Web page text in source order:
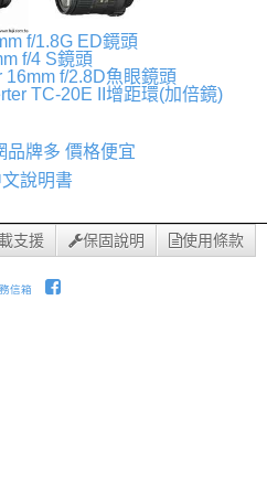
f/1.8G ED鏡頭
f/4 S鏡頭
f/2.8D魚眼鏡頭
TC-20E II增距環(加倍鏡)
品牌多 價格便宜
說明書
支援 保固說明 使用條款
信箱